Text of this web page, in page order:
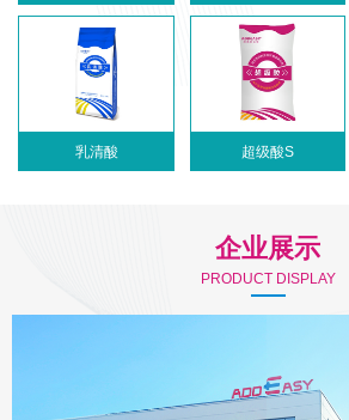
乳清酸 超级酸S
企业展示
PRODUCT DISPLAY